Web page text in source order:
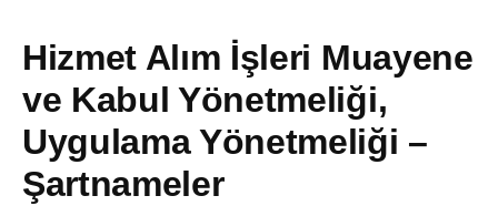
Hizmet Alım İşleri Muayene
ve Kabul Yönetmeliği,
Uygulama Yönetmeliği –
Şartnameler